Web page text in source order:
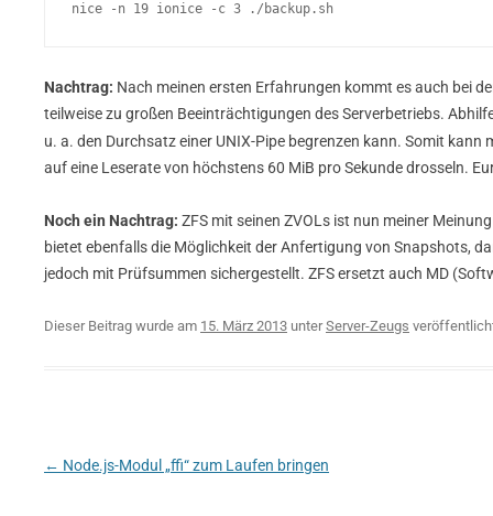
nice -n 19 ionice -c 3 ./backup.sh
Nachtrag: Nach meinen ersten Erfahrungen kommt es auch bei
teilweise zu großen Beeinträchtigungen des Serverbetriebs.
u. a. den Durchsatz einer UNIX-Pipe begrenzen kann. Somit kann
auf eine Leserate von höchstens 60 MiB pro Sekunde drosseln.
Noch ein Nachtrag: ZFS mit seinen ZVOLs ist nun meiner
bietet ebenfalls die Möglichkeit der Anfertigung von Snapshots,
jedoch mit Prüfsummen sichergestellt. ZFS ersetzt auch MD
Dieser Beitrag wurde am 15. März 2013 unterServer-Zeugs
Beitragsnavigation
← Node.js-Modul „ffi“ zum Laufen bringen